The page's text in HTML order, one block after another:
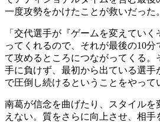
一度攻勢をかけたことが救いだった。
「交代選手が『ゲームを変えていく
ってくれるので、それが最後の10
て攻めるところにつながってくる。
手に負けず、最初から出ている選手
で圧倒し続けるということをやって
南葛が信念を曲げたり、スタイルを
えない。質をさらに向上させ、相